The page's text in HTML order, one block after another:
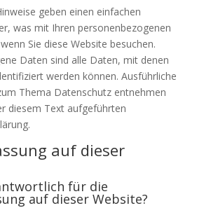
geben einen einfachen
was mit Ihren personenbezogenen
Sie diese Website besuchen.
Daten sind alle Daten, mit denen
werden können. Ausführliche
Thema Datenschutz entnehmen
diesem Text aufgeführten
auf dieser
für die
auf dieser Website?